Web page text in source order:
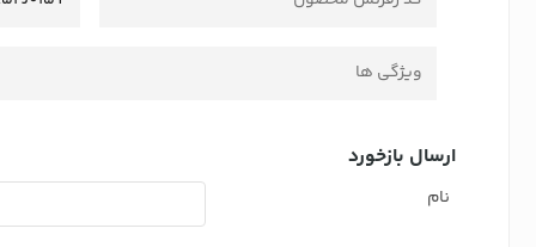
ویژگی ها
ارسال بازخورد
نام